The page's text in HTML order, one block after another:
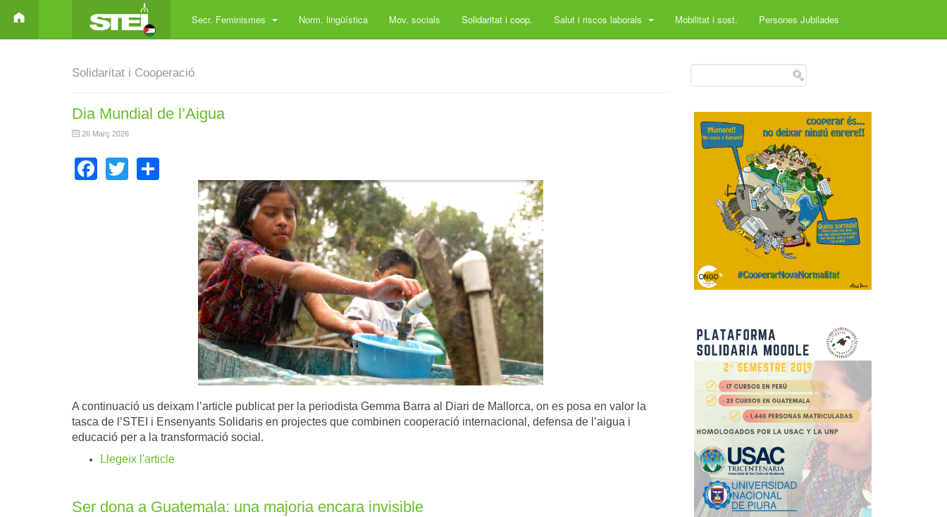
Secr. Feminismes Norm. lingüística Mov. socials Solidaritat i coop. Salut i riscos laborals Mobilitat i sost. Persones Jubilades
Solidaritat i Cooperació
Dia Mundial de l’Aigua
26 Març 2026
Facebook
Twitter
A continuació us deixam l’article publicat per la periodista Gemma Barra al Diari de Mallorca, on es posa en valor la
tasca de l’STEI i Ensenyants Solidaris en projectes que combinen cooperació internacional, defensa de l’aigua i
educació per a la transformació social.
Llegeix l'article
Ser dona a Guatemala: una majoria encara invisible